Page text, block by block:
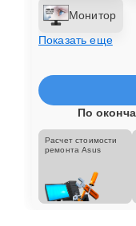
Монитор
Показать еще
По
Расчет стоимости
ремонта Asus